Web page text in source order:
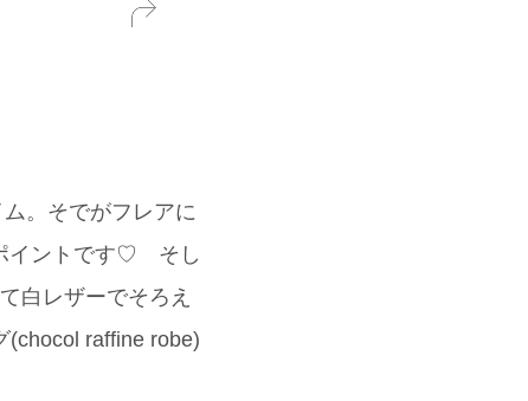
。そでがフレアに
イントです♡ そし
白レザーでそろえ
raffine robe)